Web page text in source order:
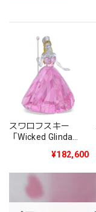
スワロフスキー
「Wicked Glinda
¥182,600